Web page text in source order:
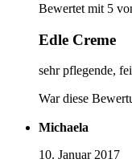
Bewertet mit 5
Edle Creme
sehr pflegende,
War diese
Michaela
10. Januar 2017